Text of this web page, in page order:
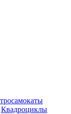
Квадроциклы